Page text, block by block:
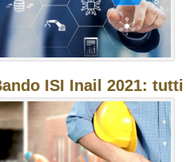
ISI Inail 2021: